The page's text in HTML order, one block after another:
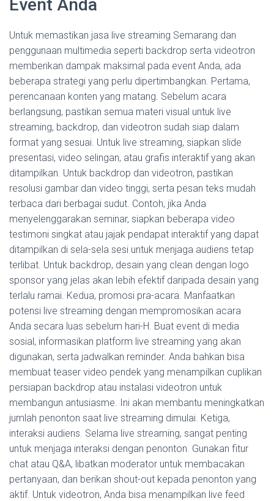
Event Anda
Untuk memastikan jasa live streaming Semarang dan
penggunaan multimedia seperti backdrop serta videotron
memberikan dampak maksimal pada event Anda, ada
beberapa strategi yang perlu dipertimbangkan. Pertama,
perencanaan konten yang matang. Sebelum acara
berlangsung, pastikan semua materi visual untuk live
streaming, backdrop, dan videotron sudah siap dalam
format yang sesuai. Untuk live streaming, siapkan slide
presentasi, video selingan, atau grafis interaktif yang akan
ditampilkan. Untuk backdrop dan videotron, pastikan
resolusi gambar dan video tinggi, serta pesan teks mudah
terbaca dari berbagai sudut. Contoh, jika Anda
menyelenggarakan seminar, siapkan beberapa video
testimoni singkat atau jajak pendapat interaktif yang dapat
ditampilkan di sela-sela sesi untuk menjaga audiens tetap
terlibat. Untuk backdrop, desain yang clean dengan logo
sponsor yang jelas akan lebih efektif daripada desain yang
terlalu ramai. Kedua, promosi pra-acara. Manfaatkan
potensi live streaming dengan mempromosikan acara
Anda secara luas sebelum hari-H. Buat event di media
sosial, informasikan platform live streaming yang akan
digunakan, serta jadwalkan reminder. Anda bahkan bisa
membuat teaser video pendek yang menampilkan cuplikan
persiapan backdrop atau instalasi videotron untuk
membangun antusiasme. Ini akan membantu meningkatkan
jumlah penonton saat live streaming dimulai. Ketiga,
interaksi audiens. Selama live streaming, sangat penting
untuk menjaga interaksi dengan penonton. Gunakan fitur
chat atau Q&A, libatkan moderator untuk membacakan
pertanyaan, dan berikan shout-out kepada penonton yang
aktif. Untuk videotron, Anda bisa menampilkan live feed